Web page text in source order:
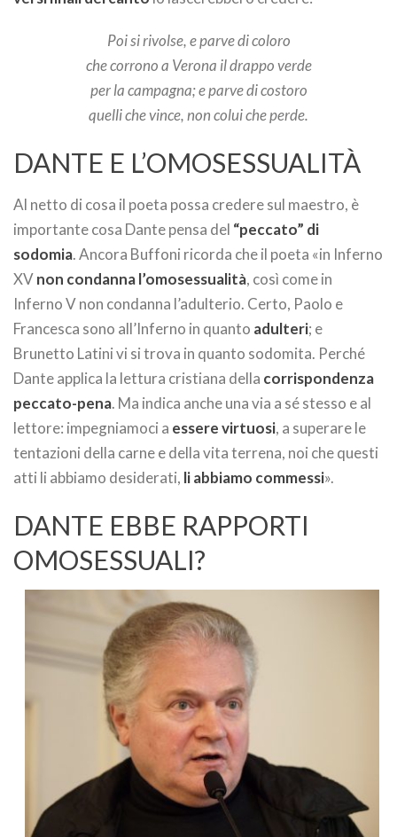
Poi si rivolse, e parve di coloro
che corrono a Verona il drappo verde
per la campagna; e parve di costoro
quelli che vince, non colui che perde.
DANTE E L’OMOSESSUALITÀ
Al netto di cosa il poeta possa credere sul maestro, è
importante cosa Dante pensa del “peccato” di
sodomia. Ancora Buffoni ricorda che il poeta «in Inferno
XVnon condanna l’omosessualità, così come in
Inferno V non condanna l’adulterio. Certo, Paolo e
Francesca sono all’Inferno in quanto adulteri; e
Brunetto Latini vi si trova in quanto sodomita. Perché
Dante applica la lettura cristiana della corrispondenza
peccato-pena. Ma indica anche una via a sé stesso e al
lettore: impegniamoci a essere virtuosi, a superare le
tentazioni della carne e della vita terrena, noi che questi
atti li abbiamo desiderati, li abbiamo commessi».
DANTE EBBE RAPPORTI
OMOSESSUALI?